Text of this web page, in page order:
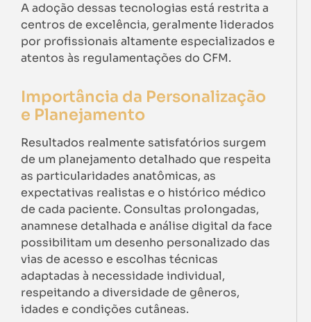
A adoção dessas tecnologias está restrita a
centros de excelência, geralmente liderados
por profissionais altamente especializados e
atentos às regulamentações do CFM.
Importância da Personalização
e Planejamento
Resultados realmente satisfatórios surgem
de um planejamento detalhado que respeita
as particularidades anatômicas, as
expectativas realistas e o histórico médico
de cada paciente. Consultas prolongadas,
anamnese detalhada e análise digital da face
possibilitam um desenho personalizado das
vias de acesso e escolhas técnicas
adaptadas à necessidade individual,
respeitando a diversidade de gêneros,
idades e condições cutâneas.